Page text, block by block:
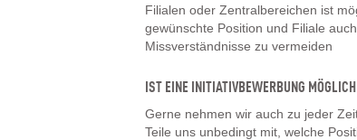
Filialen oder Zentralbereichen ist
gewünschte Position und Filiale
Missverständnisse zu vermeiden
IST EINE INITIATIVBEWERBUNG
Gerne nehmen wir auch zu jeder
Teile uns unbedingt mit, welche